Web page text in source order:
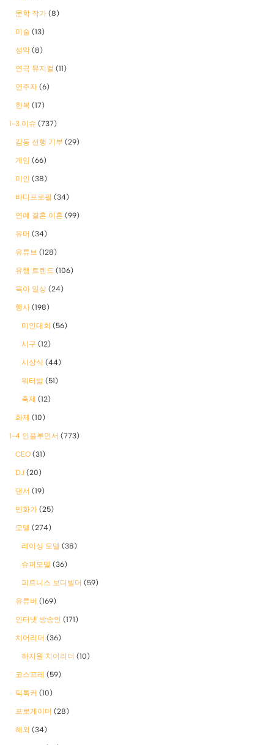
문학 작가 (8)
미술 (13)
성악 (8)
연극 뮤지컬 (11)
연주자 (6)
한복 (17)
1-3 이슈 (737)
감동 선행 기부 (29)
게임 (66)
미인 (38)
바디프로필 (34)
연예 결혼 이혼 (99)
유머 (34)
유튜브 (128)
유행 트렌드 (106)
육아 일상 (24)
행사 (198)
미인대회 (56)
시구 (12)
시상식 (44)
워터밤 (51)
축제 (12)
화제 (10)
1-4 인플루언서 (773)
CEO (31)
DJ (20)
댄서 (19)
만화가 (25)
모델 (274)
레이싱 모델 (38)
슈퍼모델 (36)
피트니스 보디빌더 (59)
유튜버 (169)
인터넷 방송인 (171)
치어리더 (36)
하지원 치어리더 (10)
코스프레 (59)
틱톡커 (10)
프로게이머 (28)
해외 (34)